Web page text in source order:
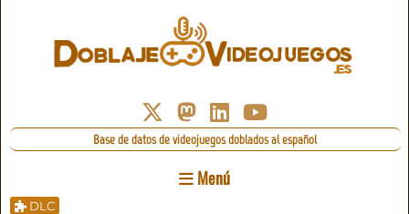
Base de datos de videojuegos doblados al español
Menú
DLC